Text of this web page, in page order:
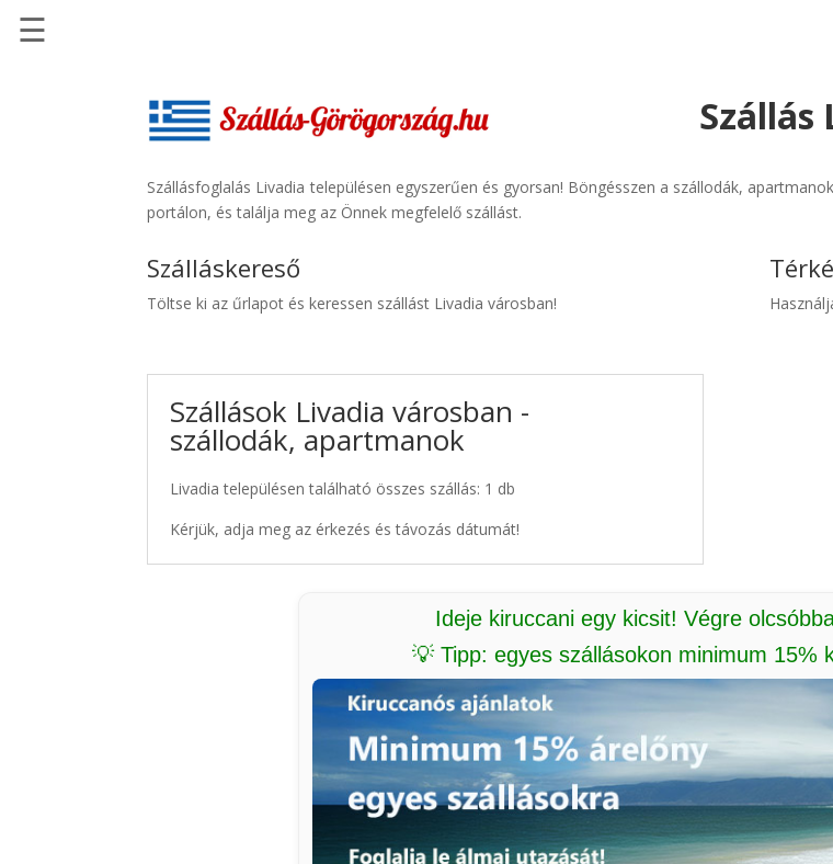
Szállásinfo.eu
Repülőjegy
Autóbérlés
☰
Szállás
Szállásfoglalás Livadia településen egyszerűen és gyorsan! Böngésszen a szállodák,
portálon, és találja meg az Önnek megfelelő szállást.
Szálláskereső
Töltse ki az űrlapot és keressen szállást Livadia városban!
Szállások Livadia városban -
szállodák, apartmanok
Livadia településen található összes szállás: 1 db
Kérjük, adja meg az érkezés és távozás dátumát!
Ideje kiruccani egy kicsit! Végre
💡 Tipp: egyes szállásokon minimum 15%